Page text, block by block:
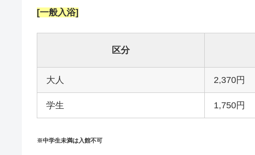
[一般入浴]
区分
大人 2,370円
学生 1,750円
※中学生未満は入館不可